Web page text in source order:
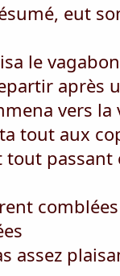
eut
le
après
vers
tout aux
passant
comblées
assez